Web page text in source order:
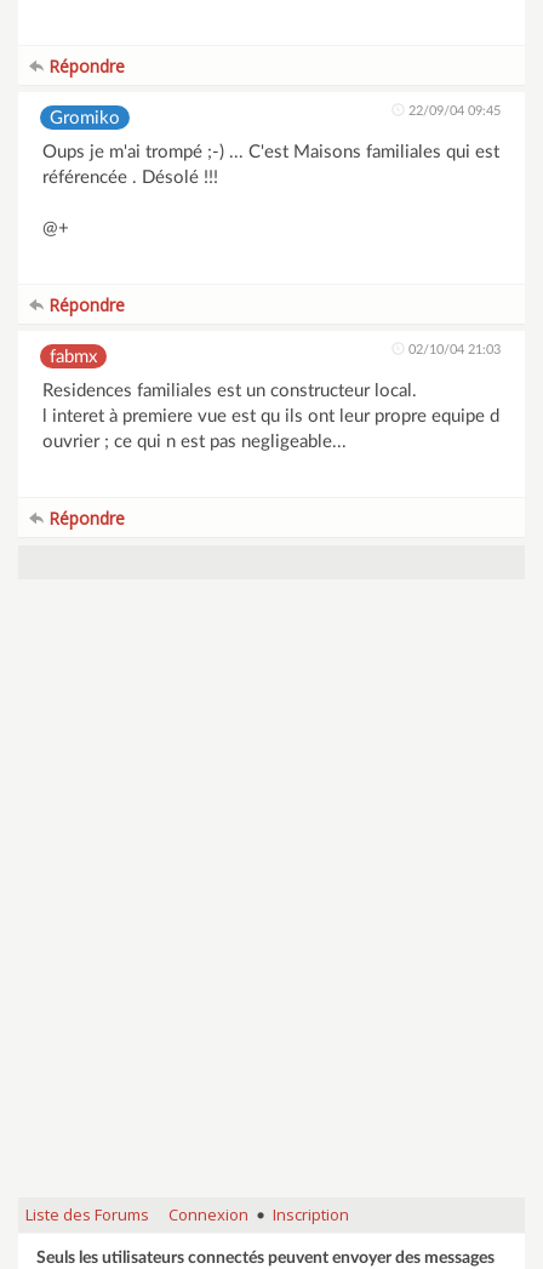
Répondre
Gromiko 22/09/04 09:45
Oups je m'ai trompé ;-) ... C'est Maisons familiales qui est
référencée . Désolé !!!
@+
Répondre
fabmx 02/10/04 21:03
Residences familiales est un constructeur local.
l interet à premiere vue est qu ils ont leur propre equipe d
ouvrier ; ce qui n est pas negligeable...
Répondre
Liste des Forums Connexion • Inscription
Seuls les utilisateurs connectés peuvent envoyer des messages